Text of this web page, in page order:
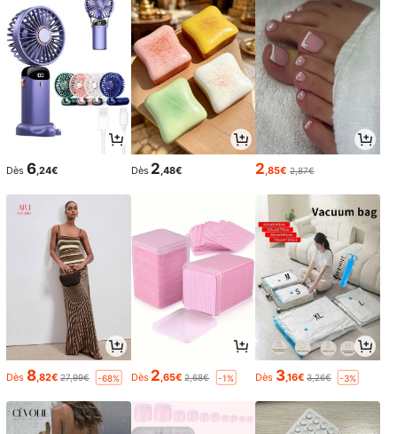
Dès 6,24€ Dès 2,48€ 2,85€ 2,87€
Dès 8,82€ 27,99€ -68% Dès 2 ,65€ 2,68€ -1% Dès 3,16€ 3,26€ -3%